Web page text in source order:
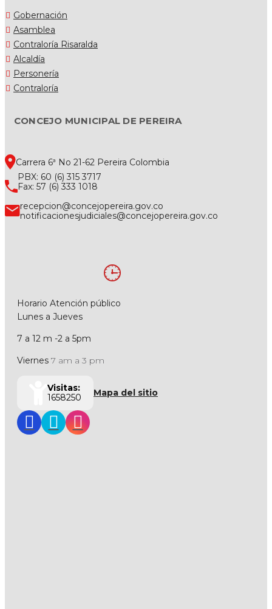
Gobernación
Asamblea
Contraloría Risaralda
Alcaldía
Personería
Contraloría
CONCEJO MUNICIPAL DE PEREIRA
Carrera 6ª No 21-62 Pereira Colombia
PBX: 60 (6) 315 3717
Fax: 57 (6) 333 1018
recepcion@concejopereira.gov.co
notificacionesjudiciales@concejopereira.gov.co
Horario Atención público
Lunes a Jueves
7 a 12 m -2 a 5pm
Viernes 7 am a 3 pm
Visitas:
1658250
Mapa del sitio